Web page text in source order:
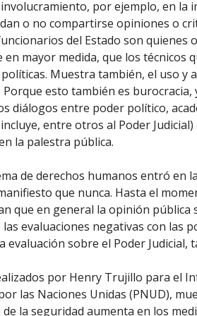
por ejemplo, en la
o no compartirse opiniones o
del Estado son quienes
mayor medida, que los técnicos
Muestra también, el uso y
esto también es
diálogos entre poder político,
entre otros al Poder
la palestra pública.
de derechos humanos entró
que nunca. Hasta el
que en general la opinión
evaluaciones negativas con las
evaluación sobre el Poder
por Henry Trujillo para el
las Naciones Unidas (PNUD),
la seguridad aumenta en los